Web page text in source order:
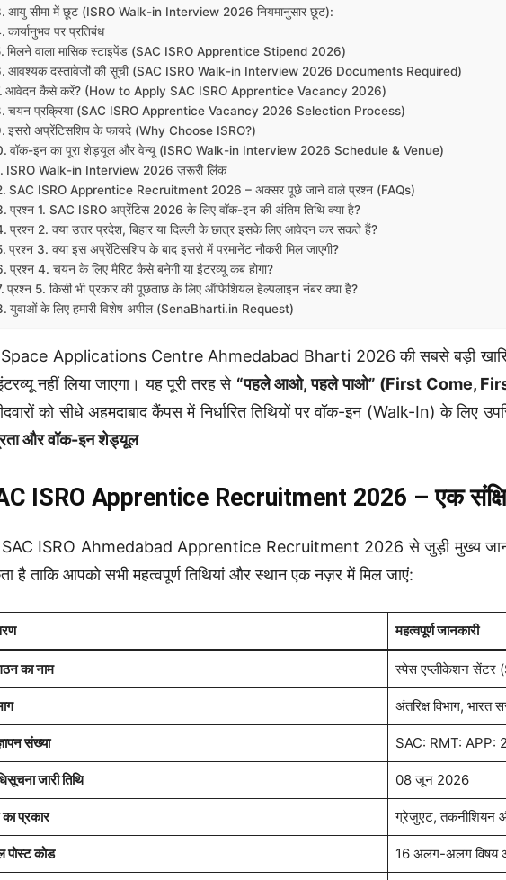
आयु सीमा में छूट (ISRO Walk-in Interview 2026 नियमानुसार छूट):
कार्यानुभव पर प्रतिबंध
मिलने वाला मासिक स्टाइपेंड (SAC ISRO Apprentice Stipend 2026)
आवश्यक दस्तावेजों की सूची (SAC ISRO Walk-in Interview 2026 Documents Required)
आवेदन कैसे करें? (How to Apply SAC ISRO Apprentice Vacancy 2026)
चयन प्रक्रिया (SAC ISRO Apprentice Vacancy 2026 Selection Process)
इसरो अप्रेंटिसशिप के फायदे (Why Choose ISRO?)
वॉक-इन का पूरा शेड्यूल और वेन्यू (ISRO Walk-in Interview 2026 Schedule & Venue)
ISRO Walk-in Interview 2026 ज़रूरी लिंक
SAC ISRO Apprentice Recruitment 2026 – अक्सर पूछे जाने वाले प्रश्न (FAQs)
प्रश्न 1. SAC ISRO अप्रेंटिस 2026 के लिए वॉक-इन की अंतिम तिथि क्या है?
प्रश्न 2. क्या उत्तर प्रदेश, बिहार या दिल्ली के छात्र इसके लिए आवेदन कर सकते हैं?
प्रश्न 3. क्या इस अप्रेंटिसशिप के बाद इसरो में परमानेंट नौकरी मिल जाएगी?
प्रश्न 4. चयन के लिए मैरिट कैसे बनेगी या इंटरव्यू कब होगा?
प्रश्न 5. किसी भी प्रकार की पूछताछ के लिए ऑफिशियल हेल्पलाइन नंबर क्या है?
युवाओं के लिए हमारी विशेष अपील (SenaBharti.in Request)
Applications Centre Ahmedabad Bharti 2026 की सबसे बड़ी
नहीं लिया जाएगा। यह पूरी तरह से “पहले आओ, पहले पाओ” (First Come,
को सीधे अहमदाबाद कैंपस में निर्धारित तिथियों पर वॉक-इन (Walk-In) के लिए
और वॉक-इन शेड्यूल
ISRO Apprentice Recruitment 2026 – एक
ISRO Ahmedabad Apprentice Recruitment 2026 से जुड़ी मुख्य
है ताकि आपको सभी महत्वपूर्ण तिथियां और स्थान एक नज़र में मिल जाएं:
महत्वपूर्ण जानकारी
का नाम स्पेस एप्लीकेशन सेंटर
अंतरिक्ष विभाग, भारत
संख्या SAC: RMT: APP:
जारी तिथि 08 जून 2026
प्रकार ग्रेजुएट, तकनीशियन
पोस्ट कोड 16 अलग-अलग विषय